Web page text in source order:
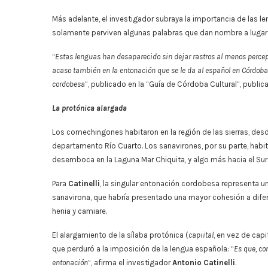
Más adelante, el investigador subraya la importancia de las
solamente perviven algunas palabras que dan nombre a
“Estas lenguas han desaparecido sin dejar rastros al menos
acaso también en la entonación que se le da al español en Córdoba
cordobesa”, publicado en la “Guía de Córdoba Cultural”,
La protónica alargada
Los comechingones habitaron en la región de las sierras,
departamento Río Cuarto. Los sanavirones, por su parte,
desemboca en la Laguna Mar Chiquita, y algo más hacia el Sur.
Para Catinelli, la singular entonación cordobesa representa
sanavirona, que habría presentado una mayor cohesión a
henia y camiare.
El alargamiento de la sílaba protónica (capiital, en vez de
que perduró a la imposición de la lengua española: “Es que,
entonación”, afirma el investigadorAntonio Catinelli.